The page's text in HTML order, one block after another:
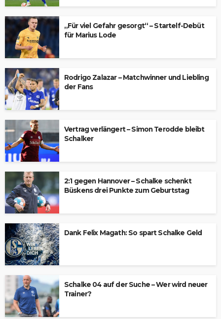
„Für viel Gefahr gesorgt“ – Startelf-Debüt
für Marius Lode
Rodrigo Zalazar – Matchwinner und Liebling
der Fans
Vertrag verlängert – Simon Terodde bleibt
Schalker
2:1 gegen Hannover – Schalke schenkt
Büskens drei Punkte zum Geburtstag
Dank Felix Magath: So spart Schalke Geld
Schalke 04 auf der Suche – Wer wird neuer
Trainer?